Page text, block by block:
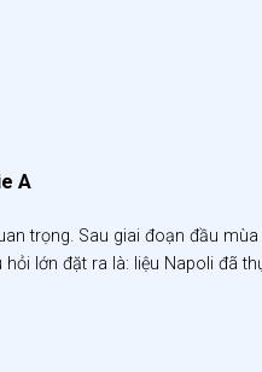
A
trọng. Sau giai đoạn đầu
lớn đặt ra là: liệu Napoli đã